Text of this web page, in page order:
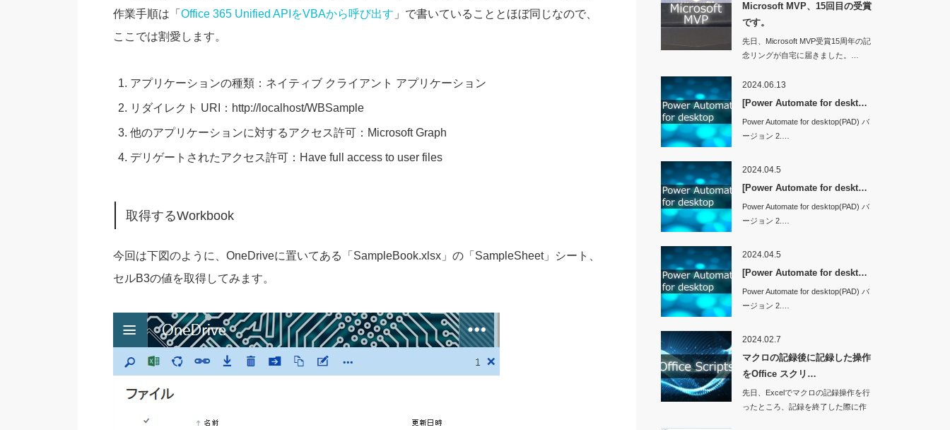
作業手順は「 Office 365 Unified APIをVBAから呼び出す 」で書いていることとほぼ同じなので、
ここでは割愛します。
アプリケーションの種類：ネイティブ クライアント アプリケーション
リダイレクト URI：http://localhost/WBSample
他のアプリケーションに対するアクセス許可：Microsoft Graph
デリゲートされたアクセス許可：Have full access to user files
取得するWorkbook
今回は下図のように、OneDriveに置いてある「SampleBook.xlsx」の「SampleSheet」シート、
セルB3の値を取得してみます。
Microsoft MVP、15回目の受賞
です。
先日、Microsoft MVP受賞15周年の記
念リングが自宅に届きました。…
2024.06.13
[Power Automate for deskt…
Power Automate for desktop(PAD) バ
ージョン 2.…
2024.04.5
[Power Automate for deskt…
Power Automate for desktop(PAD) バ
ージョン 2.…
2024.04.5
[Power Automate for deskt…
Power Automate for desktop(PAD) バ
ージョン 2.…
2024.02.7
マクロの記録後に記録した操作
をOffice スクリ…
先日、Excelでマクロの記録操作を行
ったところ、記録を終了した際に作